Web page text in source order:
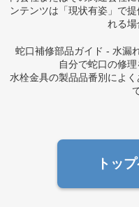
ンテンツは「現状有姿」で
れる場
蛇口補修部品ガイド - 水漏
自分で蛇口の修理
水栓金具の製品品番別によ
トッ